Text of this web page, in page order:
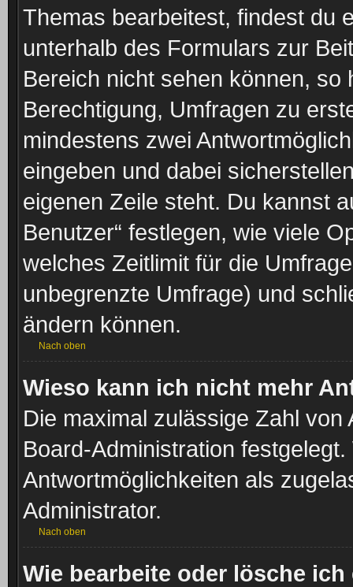
Themas bearbeitest, findest du
unterhalb des Formulars zur
Bereich nicht sehen können,
Berechtigung, Umfragen zu
mindestens zwei
eingeben und dabei
eigenen Zeile steht. Du kannst
Benutzer“ festlegen, wie viele
welches Zeitlimit für die
unbegrenzte Umfrage) und
ändern können.
Nach oben
Wieso kann ich nicht mehr
Die maximal zulässige Zahl
Board-Administration
Antwortmöglichkeiten als
Administrator.
Nach oben
Wie bearbeite oder lösche ich